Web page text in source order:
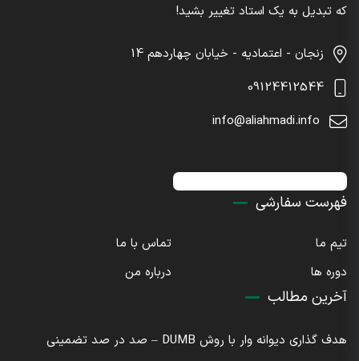
که تبدیل به یک استاد تغییر بشید!
زنجان - اعتمادیه - خیابان چهاردهم 14
09124412544
info@aliahmadi.info
فهرست سفارشی
تیم ما
تماس با ما
دوره ها
درباره من
آخرین مطالب
هدف گذاری دیوانه وار با روش DUMB – صد در صد تضمینی